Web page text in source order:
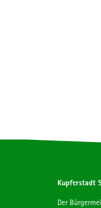
Kupferstadt
Der